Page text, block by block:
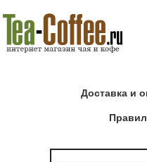
Доставка и